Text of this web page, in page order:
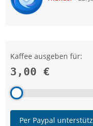
Kaffee ausgeben für:
3,00 €
Per Paypal